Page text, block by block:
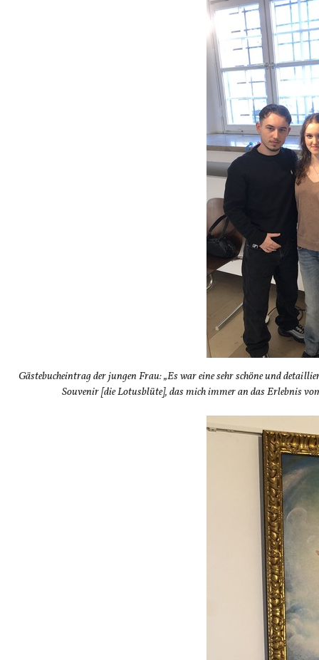
Gästebucheintrag der jungen Frau: „Es war eine sehr schöne und
Souvenir [die Lotusblüte], das mich immer an das Erlebnis